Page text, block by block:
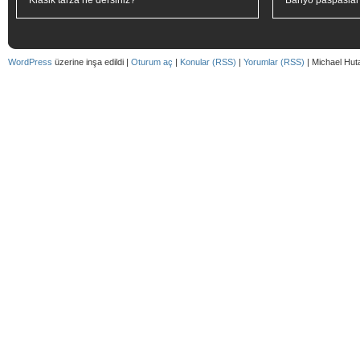
WordPress üzerine inşa edildi | Oturum aç | Konular (RSS) | Yorumlar (RSS) | Michael